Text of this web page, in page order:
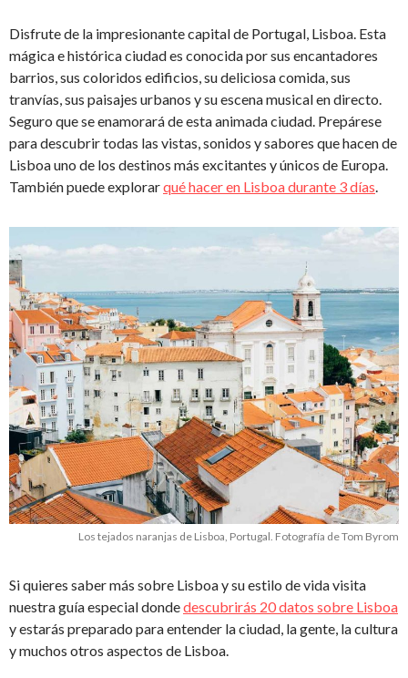
Disfrute de la impresionante capital de Portugal, Lisboa. Esta
mágica e histórica ciudad es conocida por sus encantadores
barrios, sus coloridos edificios, su deliciosa comida, sus
tranvías, sus paisajes urbanos y su escena musical en directo.
Seguro que se enamorará de esta animada ciudad. Prepárese
para descubrir todas las vistas, sonidos y sabores que hacen de
Lisboa uno de los destinos más excitantes y únicos de Europa.
También puede explorarqué hacer en Lisboa durante 3 días.
Los tejados naranjas de Lisboa, Portugal. Fotografía de Tom Byrom
Si quieres saber más sobre Lisboa y su estilo de vida visita
nuestra guía especial dondedescubrirás 20 datos sobre Lisboa
y estarás preparado para entender la ciudad, la gente, la cultura
y muchos otros aspectos de Lisboa.